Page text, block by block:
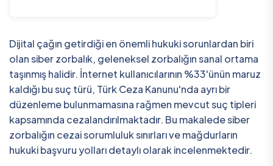
Dijital çağın getirdiği en önemli hukuki sorunlardan biri
olan siber zorbalık, geleneksel zorbalığın sanal ortama
taşınmış halidir. İnternet kullanıcılarının %33'ünün maruz
kaldığı bu suç türü, Türk Ceza Kanunu'nda ayrı bir
düzenleme bulunmamasına rağmen mevcut suç tipleri
kapsamında cezalandırılmaktadır. Bu makalede siber
zorbalığın cezai sorumluluk sınırları ve mağdurların
hukuki başvuru yolları detaylı olarak incelenmektedir.